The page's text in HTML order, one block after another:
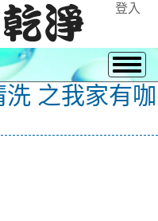
登入
之我家有咖